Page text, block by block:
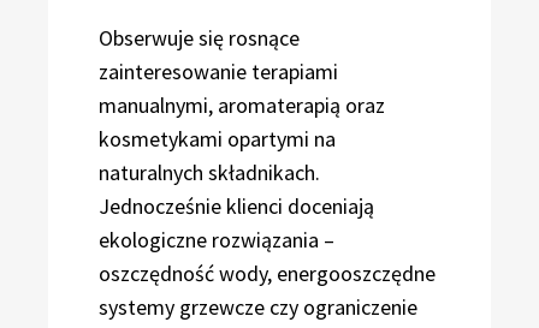
Obserwuje się rosnące
zainteresowanie terapiami
manualnymi, aromaterapią oraz
kosmetykami opartymi na
naturalnych składnikach.
Jednocześnie klienci doceniają
ekologiczne rozwiązania –
oszczędność wody, energooszczędne
systemy grzewcze czy ograniczenie